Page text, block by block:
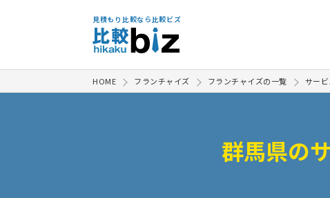
見積もり比較なら比較ビズ
HOME フランチャイズ フランチャイズの一覧 サー
群馬県の